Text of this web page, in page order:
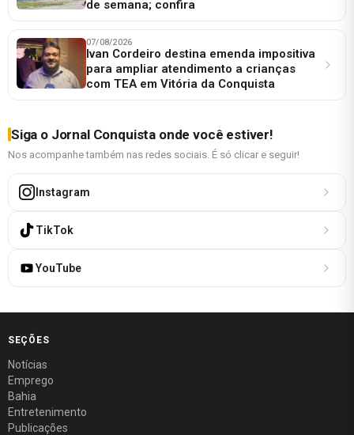
de semana; confira
07/08/2026
Ivan Cordeiro destina emenda impositiva
para ampliar atendimento a crianças
com TEA em Vitória da Conquista
Siga o Jornal Conquista onde você estiver!
Nos acompanhe também nas redes sociais. É só clicar e seguir!
Instagram
TikTok
YouTube
SEÇÕES
Notícias
Emprego
Bahia
Entretenimento
Publicações